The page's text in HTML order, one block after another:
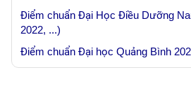
Điểm chuẩn Đại Học Điều Dưỡng
2022, ...)
Điểm chuẩn Đại học Quảng Bình